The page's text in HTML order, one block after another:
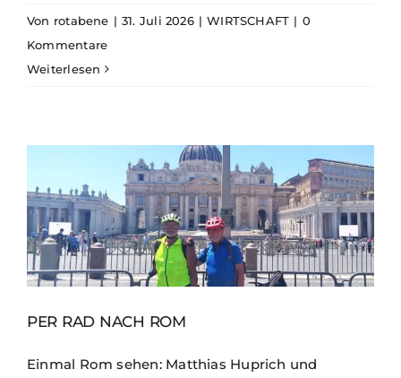
Von rotabene | 31. Juli 2026 | WIRTSCHAFT | 0
Kommentare
Weiterlesen
PER RAD NACH ROM
Einmal Rom sehen: Matthias Huprich und